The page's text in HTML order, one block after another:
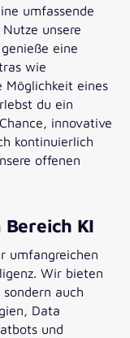
umfassende
unsere
eine
wie
Möglichkeit eines
du ein
innovative
kontinuierlich
offenen
KI
umfangreichen
Wir bieten
auch
Data
und